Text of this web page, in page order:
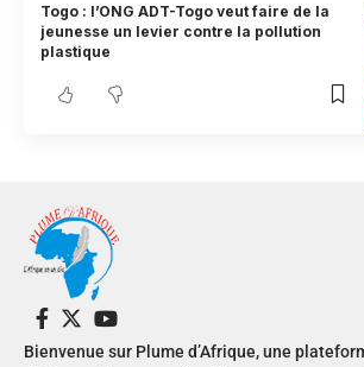
Togo : l’ONG ADT-Togo veut faire de la
jeunesse un levier contre la pollution
plastique
Bienvenue sur Plume d’Afrique, une